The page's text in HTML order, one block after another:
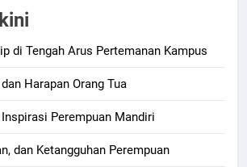
di Tengah Arus Pertemanan Kampus
Harapan Orang Tua
Perempuan Mandiri
dan Ketangguhan Perempuan